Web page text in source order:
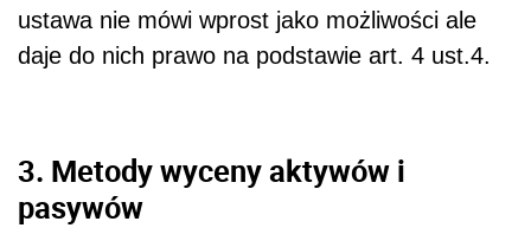
ustawa nie mówi wprost jako możliwości ale
daje do nich prawo na podstawie art. 4 ust.4.
3. Metody wyceny aktywów i
pasywów